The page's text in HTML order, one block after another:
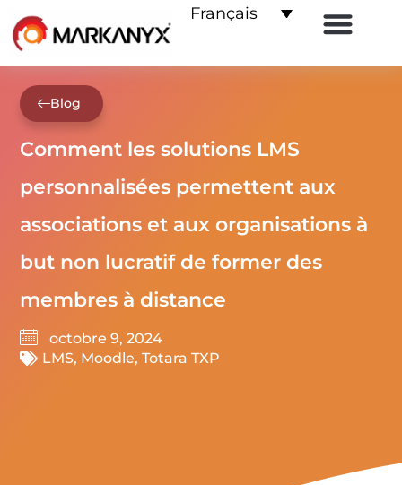
Français
Blog
Comment les solutions LMS
personnalisées permettent aux
associations et aux organisations à
but non lucratif de former des
membres à distance
octobre 9, 2024
LMS, Moodle,Totara TXP